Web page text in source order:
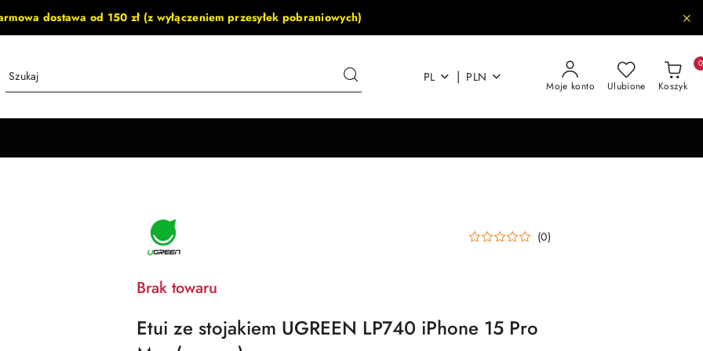
dostawa od 150 zł (z wyłączeniem przesyłek pobraniowych)
PL | PLN
Moje konto Ulubione Koszyk
0
PRODUCENTA:
UGREEN (0)
Brak towaru
Etui ze stojakiem UGREEN LP740 iPhone 15 Pro